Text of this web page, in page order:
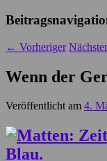
← Vorheriger
Wenn der
Veröffentlicht am 4.